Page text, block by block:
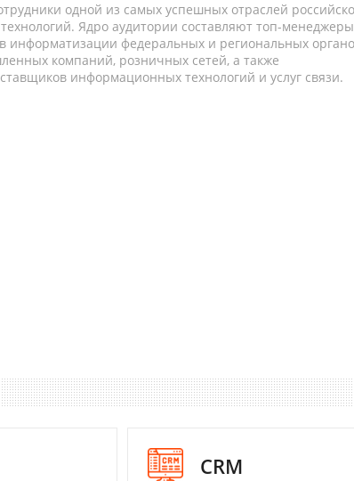
одной из самых успешных отраслей
Ядро аудитории составляют топ-
информатизации федеральных и региональных
компаний, розничных сетей, а также
информационных технологий и услуг связи.
CRM